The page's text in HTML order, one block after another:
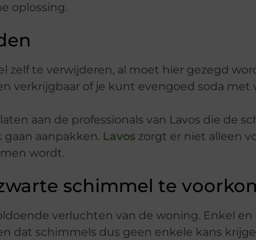
oplossing.
zelf te verwijderen, al moet hier gezegd
verkrijgbaar of je kunt evengoed soda
aan de professionals van Lavos die de
aanpakken. Lavos zorgt er niet alleen
wordt.
schimmel te
verluchten van de woning. Enkel
dat schimmels dus geen enkele kans